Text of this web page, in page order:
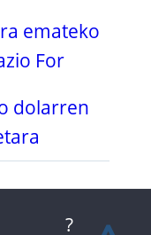
emateko
For
dolarren
?